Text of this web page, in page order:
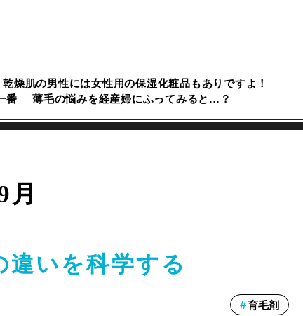
乾燥肌の男性には女性用の保湿化粧品もありですよ！
番 薄毛の悩みを経産婦にふってみると…？
いを科学する
育毛剤